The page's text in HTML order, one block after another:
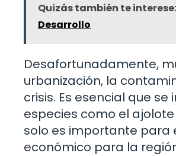
Quizás también te interese:
Desarrollo
Desafortunadamente,
urbanización, la
crisis. Es esencial que
especies como el
solo es importante para
económico para la